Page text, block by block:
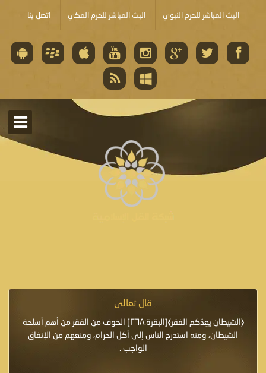
البث المباشر للحرم النبوي البث المباشر للحرم المكي اتصل بنا
قال تعالى
﴿الشيطان يعِدُكم الفقر﴾[البقرة:٢٦٨] الخوف من الفقر من أهم أسلحة
الشيطان، ومنه استدرج الناس إلى أكل الحرام، ومنعهم من الإنفاق
الواجب .